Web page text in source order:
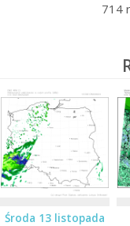
714
Środa 13 listopada